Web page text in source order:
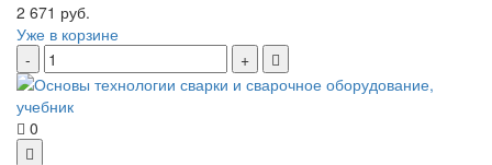
2 671 руб.
Уже в корзине
0